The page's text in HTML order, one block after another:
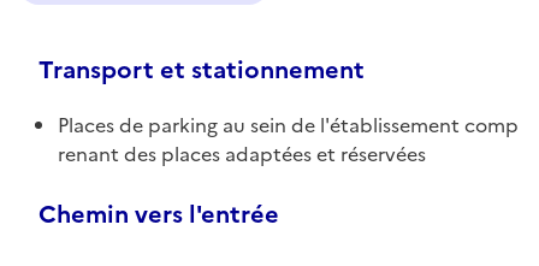
Transport et stationnement
Places de parking au sein de l'établissement comp
renant des places adaptées et réservées
Chemin vers l'entrée